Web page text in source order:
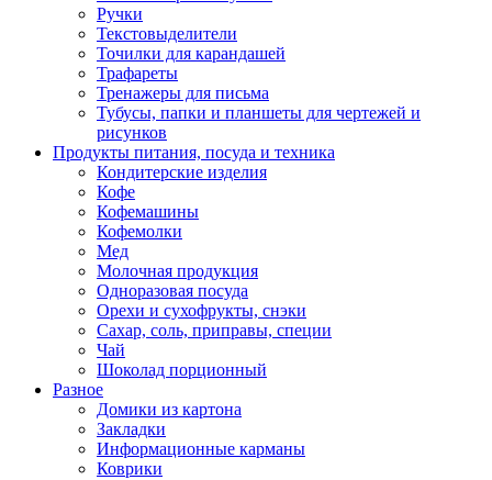
Ручки
Текстовыделители
Точилки для карандашей
Трафареты
Тренажеры для письма
Тубусы, папки и планшеты для чертежей и
рисунков
Продукты питания, посуда и техника
Кондитерские изделия
Кофе
Кофемашины
Кофемолки
Мед
Молочная продукция
Одноразовая посуда
Орехи и сухофрукты, снэки
Сахар, соль, приправы, специи
Чай
Шоколад порционный
Разное
Домики из картона
Закладки
Информационные карманы
Коврики